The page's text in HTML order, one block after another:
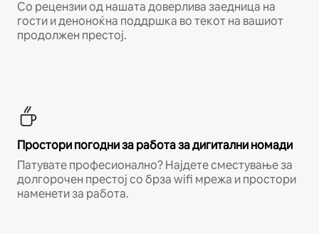
Со рецензии од нашата доверлива заедница на
гости и деноноќна поддршка во текот на вашиот
продолжен престој.
Простори погодни за работа за дигитални номади
Патувате професионално? Најдете сместување за
долгорочен престој со брза wifi мрежа и простори
наменети за работа.